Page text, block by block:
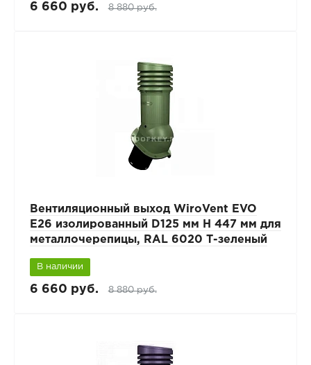
6 660 руб. 8 880 руб.
Вентиляционный выход WiroVent EVO
E26 изолированный D125 мм Н 447 мм для
металлочерепицы, RAL 6020 Т-зеленый
В наличии
6 660 руб. 8 880 руб.